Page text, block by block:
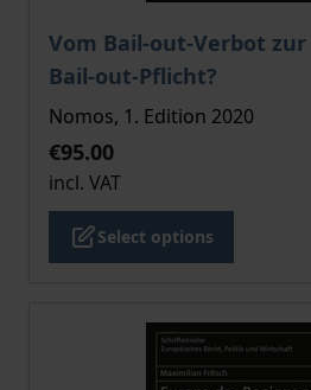
Vom Bail-out-Verbot
Bail-out-Pflicht?
The price depends on the
Nomos, 1. Edition 2020
€95.00
incl. VAT
Select options